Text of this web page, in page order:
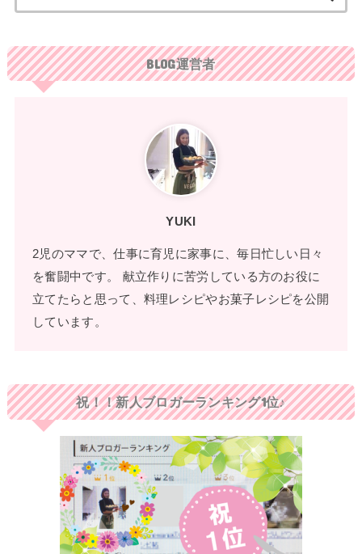
索:
BLOG運営者
YUKI
2児のママで、仕事に育児に家事に、毎日忙しい日々
を奮闘中です。 献立作りに苦労している方のお役に
立てたらと思って、料理レシピやお菓子レシピを公開
しています。
祝！！新人ブロガーランキング1位♪